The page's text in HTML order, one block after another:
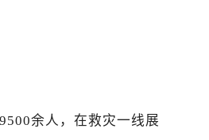
余人，在救灾一线展